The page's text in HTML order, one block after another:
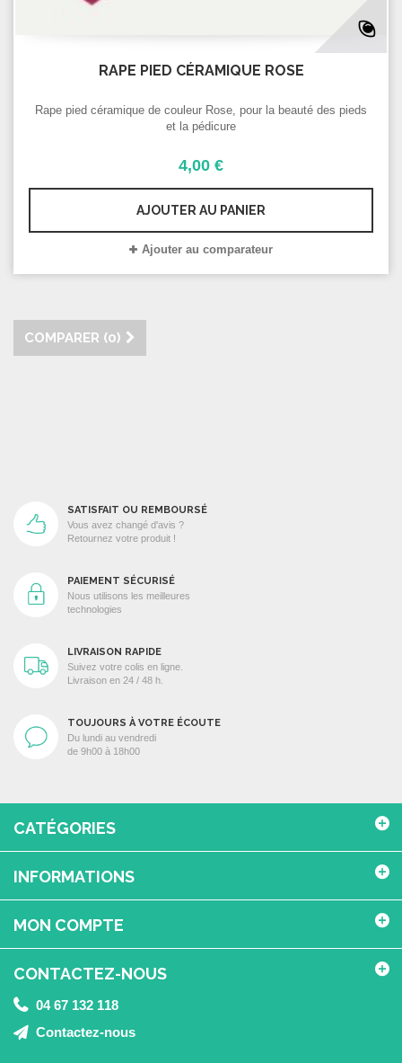
RAPE PIED CÉRAMIQUE ROSE
Rape pied céramique de couleur Rose, pour la beauté des pieds
et la pédicure
4,00 €
AJOUTER AU PANIER
Ajouter au comparateur
COMPARER (0)
SATISFAIT OU REMBOURSÉ
Vous avez changé d'avis ?
Retournez votre produit !
PAIEMENT SÉCURISÉ
Nous utilisons les meilleures
technologies
LIVRAISON RAPIDE
Suivez votre colis en ligne.
Livraison en 24 / 48 h.
TOUJOURS À VOTRE ÉCOUTE
Du lundi au vendredi
de 9h00 à 18h00
CATÉGORIES
INFORMATIONS
MON COMPTE
CONTACTEZ-NOUS
04 67 132 118
Contactez-nous